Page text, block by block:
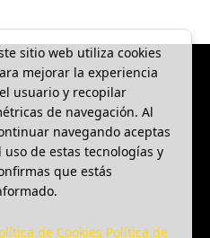
sitio web utiliza cookies
mejorar la experiencia
usuario y recopilar
de navegación. Al
navegando aceptas
uso de estas tecnologías y
que estás
de Cookies Política de